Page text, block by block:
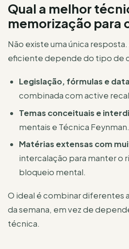
Qual a melhor
memorização para
Não existe uma única resposta.
eficiente depende do tipo de
Legislação, fórmulas e
combinada com active
Temas conceituais e
mentais e Técnica Feynman.
Matérias extensas com
intercalação para manter o
bloqueio mental.
O ideal é combinar diferentes
da semana, em vez de
técnica.